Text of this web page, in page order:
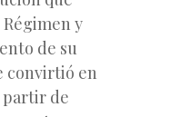
y
de su
convirtió en
partir de